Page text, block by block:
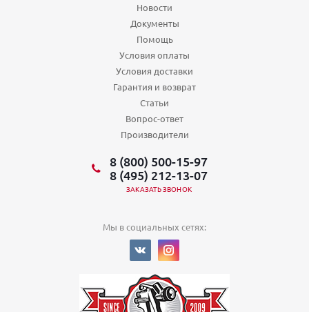
Новости
Документы
Помощь
Условия оплаты
Условия доставки
Гарантия и возврат
Статьи
Вопрос-ответ
Производители
8 (800) 500-15-97
8 (495) 212-13-07
ЗАКАЗАТЬ ЗВОНОК
Мы в социальных сетях: